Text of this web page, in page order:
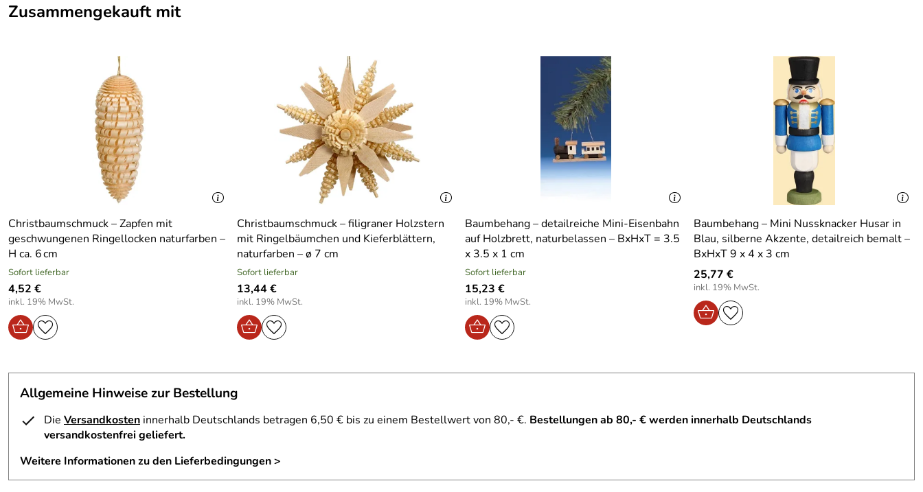
Hersteller:
Thüringer Christbaumschmuck
Gewicht in kg Artikel ohne vp:
0.12
Zusammengekauft mit
Christbaumschmuck – Zapfen mit
geschwungenen Ringellocken naturfarben –
H ca. 6 cm
Sofort lieferbar
4,52 €
inkl. 19% MwSt.
Christbaumschmuck – filigraner Holzstern
mit Ringelbäumchen und Kieferblättern,
naturfarben – ø 7 cm
Sofort lieferbar
13,44 €
inkl. 19% MwSt.
Baumbehang – detailreiche Mini-Eisenbahn
auf Holzbrett, naturbelassen – BxHxT = 3.5
x 3.5 x 1 cm
Sofort lieferbar
15,23 €
inkl. 19% MwSt.
Baumbehang – Mini Nussknacker Husar in
Blau, silberne Akzente, detailreich bemalt –
BxHxT 9 x 4 x 3 cm
25,77 €
inkl. 19% MwSt.
Allgemeine Hinweise zur Bestellung
Die Versandkosten innerhalb Deutschlands betragen 6,50 € bis zu einem Bestellwert von 80,- €. Bestellungen ab 80,- € werden innerhalb Deutschlands
versandkostenfrei geliefert.
Weitere Informationen zu den Lieferbedingungen >